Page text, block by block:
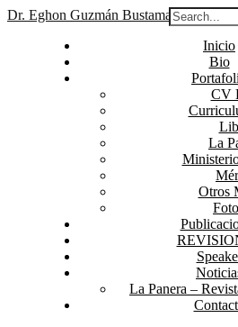
Dr. Eghon Guzmán Bustamante
Inicio
Bio
CV
La
Otros
La Panera –